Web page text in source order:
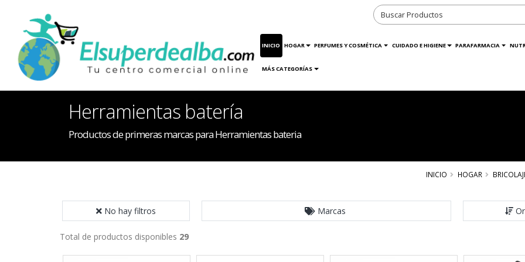
INICIO HOGAR PERFUMES Y COSMÉTICA CUIDADO E HIGIENE PARAFARMACIA
MÁS CATEGORÍAS
Herramientas batería
Productos de primeras marcas para Herramientas bateria
INICIO HOGAR
No hay filtros Marcas
Total de productos disponibles 29